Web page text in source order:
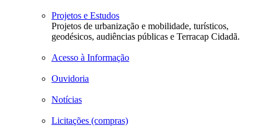
Projetos e Estudos
Projetos de urbanização e mobilidade, turísticos,
geodésicos, audiências públicas e Terracap Cidadã.
Acesso à Informação
Ouvidoria
Notícias
Licitações (compras)